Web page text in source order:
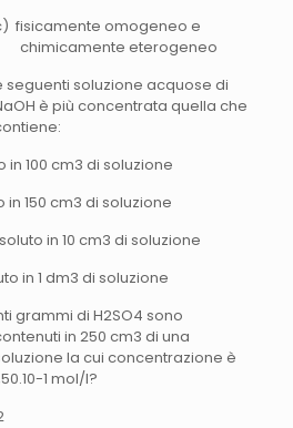
fisicamente omogeneo e
chimicamente eterogeneo
seguenti soluzione acquose di
è più concentrata quella che
100 cm3 di soluzione
150 cm3 di soluzione
in 10 cm3 di soluzione
in 1 dm3 di soluzione
grammi di H2SO4 sono
in 250 cm3 di una
la cui concentrazione è
1 mol/l?